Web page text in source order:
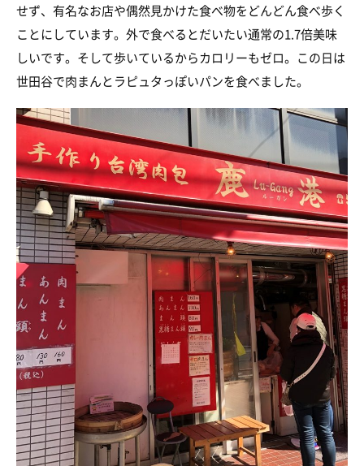
せず、有名なお店や偶然見かけた食べ物をどんどん食べ歩く
ことにしています。外で食べるとだいたい通常の1.7倍美味
しいです。そして歩いているからカロリーもゼロ。この日は
世田谷で肉まんとラピュタっぽいパンを食べました。